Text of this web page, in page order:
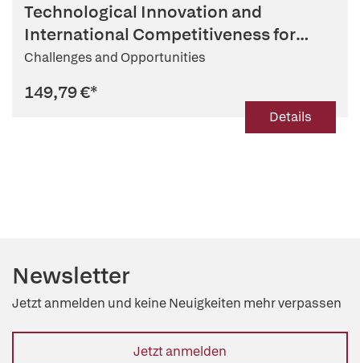
Technological Innovation and
International Competitiveness for
Busi...
Challenges and Opportunities
149,79 €*
Details
Newsletter
Jetzt anmelden und keine Neuigkeiten mehr verpassen
Jetzt anmelden